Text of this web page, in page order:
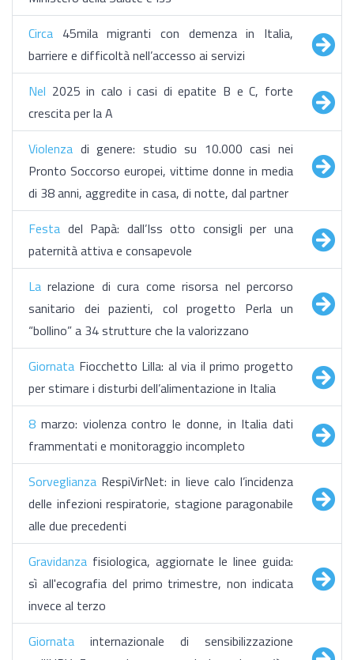
Circa 45mila migranti con demenza in Italia,
barriere e difficoltà nell’accesso ai servizi
Nel 2025 in calo i casi di epatite B e C, forte
crescita per la A
Violenza di genere: studio su 10.000 casi nei
Pronto Soccorso europei, vittime donne in media
di 38 anni, aggredite in casa, di notte, dal partner
Festa del Papà: dall’Iss otto consigli per una
paternità attiva e consapevole
La relazione di cura come risorsa nel percorso
sanitario dei pazienti, col progetto Perla un
“bollino” a 34 strutture che la valorizzano
Giornata Fiocchetto Lilla: al via il primo progetto
per stimare i disturbi dell’alimentazione in Italia
8 marzo: violenza contro le donne, in Italia dati
frammentati e monitoraggio incompleto
Sorveglianza RespiVirNet: in lieve calo l’incidenza
delle infezioni respiratorie, stagione paragonabile
alle due precedenti
Gravidanza fisiologica, aggiornate le linee guida:
sì all'ecografia del primo trimestre, non indicata
invece al terzo
Giornata internazionale di sensibilizzazione